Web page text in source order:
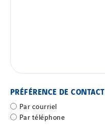
PRÉFÉRENCE DE CONTACT
Par courriel
Par téléphone